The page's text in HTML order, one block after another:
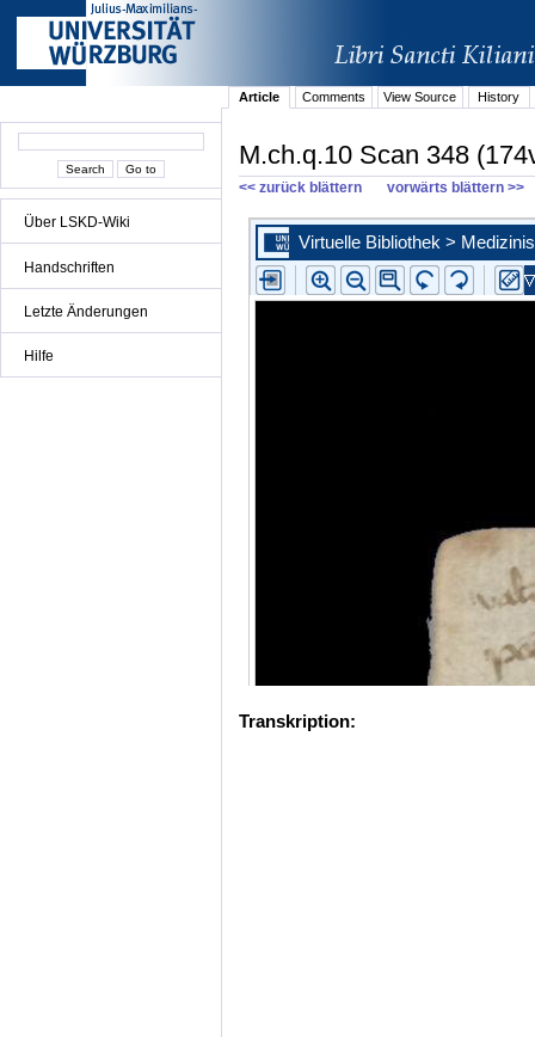
Über LSKD-Wiki
Handschriften
Letzte Änderungen
Hilfe
Article Comments View Source History
M.ch.q.10 Scan 348
<< zurück blättern vorwärts blättern >>
Transkription: